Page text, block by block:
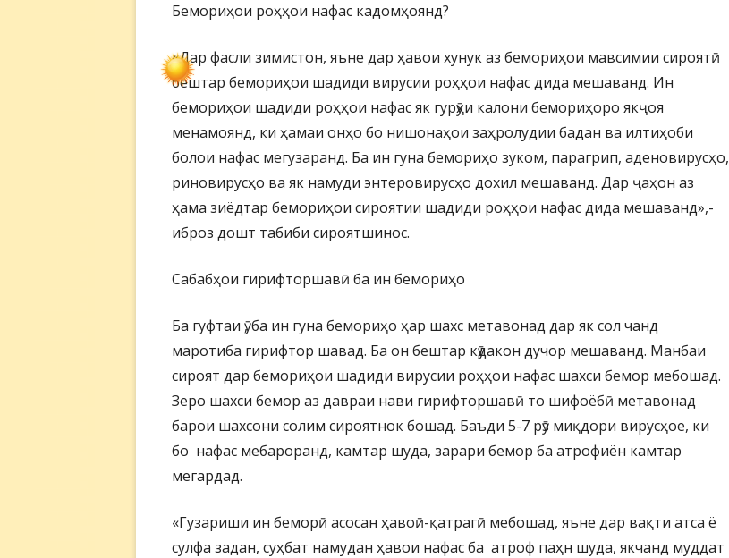
Бемориҳои роҳҳои нафас кадомҳоянд?
«Дар фасли зимистон, яъне дар ҳавои хунук аз бемориҳои мавсимии сироятӣ
бештар бемориҳои шадиди вирусии роҳҳои нафас дида мешаванд. Ин
бемориҳои шадиди роҳҳои нафас як гурӯҳи калони бемориҳоро якҷоя
менамоянд, ки ҳамаи онҳо бо нишонаҳои заҳролудии бадан ва илтиҳоби
болои нафас мегузаранд. Ба ин гуна бемориҳо зуком, парагрип, аденовирусҳо,
риновирусҳо ва як намуди энтеровирусҳо дохил мешаванд. Дар ҷаҳон аз
ҳама зиёдтар бемориҳои сироятии шадиди роҳҳои нафас дида мешаванд»,-
иброз дошт табиби сироятшинос.
Сабабҳои гирифторшавӣ ба ин бемориҳо
Ба гуфтаи ӯ, ба ин гуна бемориҳо ҳар шахс метавонад дар як сол чанд
маротиба гирифтор шавад. Ба он бештар кӯдакон дучор мешаванд. Манбаи
сироят дар бемориҳои шадиди вирусии роҳҳои нафас шахси бемор мебошад.
Зеро шахси бемор аз давраи нави гирифторшавӣ то шифоёбӣ метавонад
барои шахсони солим сироятнок бошад. Баъди 5-7 рӯз миқдори вирусҳое, ки
бо нафас мебароранд, камтар шуда, зарари бемор ба атрофиён камтар
мегардад.
«Гузариши ин беморӣ асосан ҳавоӣ-қатрагӣ мебошад, яъне дар вақти атса ё
сулфа задан, суҳбат намудан ҳавои нафас ба атроф паҳн шуда, якчанд муддат